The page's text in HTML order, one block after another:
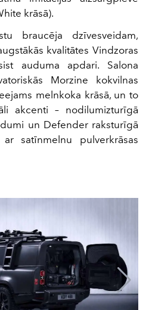
krāsā).
braucēja dzīvesveidam,
kvalitātes Vindzoras
auduma apdari. Salona
Morzine kokvilnas
melnkoka krāsā, un to
akcenti – nodilumizturīgā
un Defender raksturīgā
satīnmelnu pulverkrāsas